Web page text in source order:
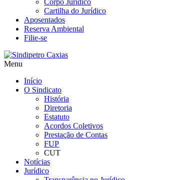
Corpo Jurídico
Cartilha do Jurídico
Aposentados
Reserva Ambiental
Filie-se
Menu
Início
O Sindicato
História
Diretoria
Estatuto
Acordos Coletivos
Prestação de Contas
FUP
CUT
Notícias
Jurídico